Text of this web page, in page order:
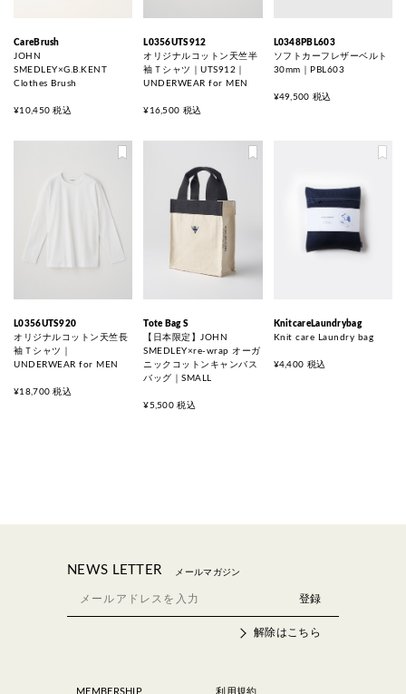
CareBrush
JOHN
SMEDLEY×G.B.KENT
Clothes Brush
¥10,450 税込
L0356UTS912
オリジナルコットン天竺半
袖Ｔシャツ｜UTS912｜
UNDERWEAR for MEN
¥16,500 税込
L0348PBL603
ソフトカーフレザーベルト
30mm｜PBL603
¥49,500 税込
L0356UTS920
オリジナルコットン天竺長
袖Ｔシャツ｜
UNDERWEAR for MEN
¥18,700 税込
Tote Bag S
【日本限定】JOHN
SMEDLEY×re-wrap オーガ
ニックコットンキャンバス
バッグ｜SMALL
¥5,500 税込
KnitcareLaundrybag
Knit care Laundry bag
¥4,400 税込
NEWS LETTER メールマガジン
解除はこちら
MEMBERSHIP 利用規約